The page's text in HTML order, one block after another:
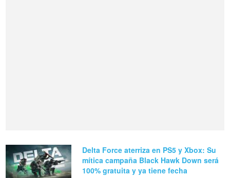
Delta Force aterriza en PS5 y Xbox: Su
mítica campaña Black Hawk Down será
100% gratuita y ya tiene fecha